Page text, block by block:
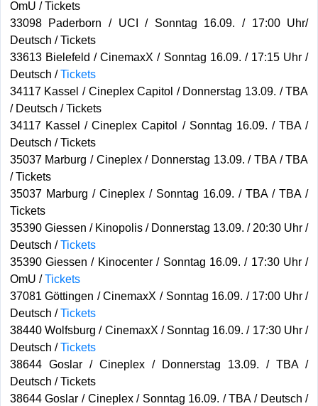
OmU / Tickets
33098 Paderborn / UCI / Sonntag 16.09. / 17:00 Uhr/
Deutsch / Tickets
33613 Bielefeld / CinemaxX / Sonntag 16.09. / 17:15 Uhr /
Deutsch /Tickets
34117 Kassel / Cineplex Capitol / Donnerstag 13.09. / TBA
/ Deutsch / Tickets
34117 Kassel / Cineplex Capitol / Sonntag 16.09. / TBA /
Deutsch / Tickets
35037 Marburg / Cineplex / Donnerstag 13.09. / TBA / TBA
/ Tickets
35037 Marburg / Cineplex / Sonntag 16.09. / TBA / TBA /
Tickets
35390 Giessen / Kinopolis / Donnerstag 13.09. / 20:30 Uhr /
Deutsch /Tickets
35390 Giessen / Kinocenter / Sonntag 16.09. / 17:30 Uhr /
OmU /Tickets
37081 Göttingen / CinemaxX / Sonntag 16.09. / 17:00 Uhr /
Deutsch /Tickets
38440 Wolfsburg / CinemaxX / Sonntag 16.09. / 17:30 Uhr /
Deutsch /Tickets
38644 Goslar / Cineplex / Donnerstag 13.09. / TBA /
Deutsch / Tickets
38644 Goslar / Cineplex / Sonntag 16.09. / TBA / Deutsch /